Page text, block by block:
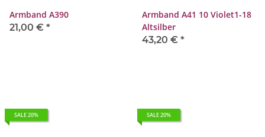
Armband A390
21,00 € *
Armband A41 10 Violet1-18
Altsilber
43,20 € *
SALE 20% SALE 20%